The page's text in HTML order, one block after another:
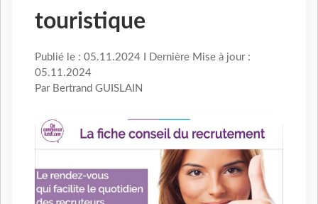
touristique
Publié le : 05.11.2024 I Dernière Mise à jour :
05.11.2024
Par Bertrand GUISLAIN